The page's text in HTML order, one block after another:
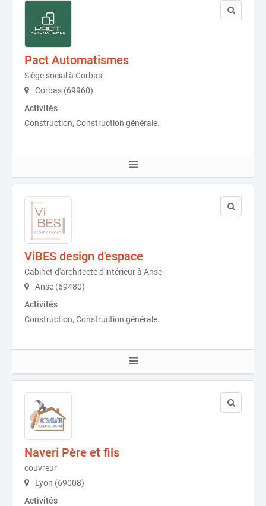
Pact Automatismes
Siège social à Corbas
Corbas (69960)
Activités
Construction, Construction générale.
ViBES design d'espace
Cabinet d'architecte d'intérieur à Anse
Anse (69480)
Activités
Construction, Construction générale.
Naveri Père et fils
couvreur
Lyon (69008)
Activités